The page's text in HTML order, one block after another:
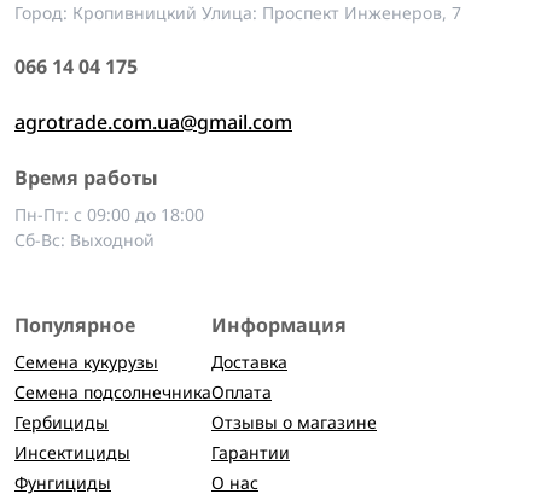
Город: Кропивницкий Улица: Проспект Инженеров, 7
066 14 04 175
agrotrade.com.ua@gmail.com
Время работы
Пн-Пт: с 09:00 до 18:00
Сб-Вс: Выходной
Популярное
Семена кукурузы
Семена подсолнечника
Гербициды
Инсектициды
Фунгициды
Информация
Доставка
Оплата
Отзывы о магазине
Гарантии
О нас